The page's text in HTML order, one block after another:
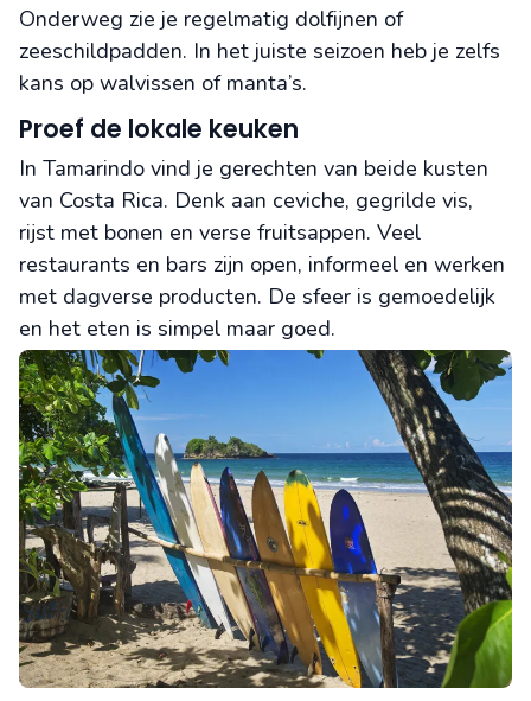
Onderweg zie je regelmatig dolfijnen of
zeeschildpadden. In het juiste seizoen heb je zelfs
kans op walvissen of manta’s.
Proef de lokale keuken
In Tamarindo vind je gerechten van beide kusten
van Costa Rica. Denk aan ceviche, gegrilde vis,
rijst met bonen en verse fruitsappen. Veel
restaurants en bars zijn open, informeel en werken
met dagverse producten. De sfeer is gemoedelijk
en het eten is simpel maar goed.